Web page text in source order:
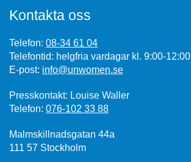
Kontakta oss
Telefon: 08-34 61 04
Telefontid: helgfria vardagar kl. 9:00-12:00
E-post: info@unwomen.se
Presskontakt: Louise Waller
Telefon: 076-102 33 88
Malmskillnadsgatan 44a
111 57 Stockholm